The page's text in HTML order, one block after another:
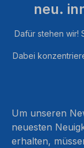
neu.
Dafür stehen wir!
Dabei
Um unseren
neuesten
erhalten,